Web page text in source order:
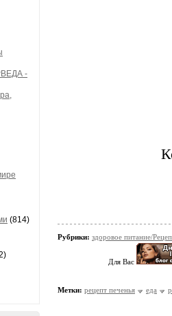
-
(814)
Рубрики: здоровое питание/
Для Вас
Метки: рецепт печенья еда